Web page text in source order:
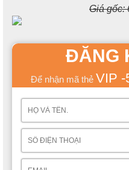
Giá gốc:
ĐĂNG
Để nhận mã thẻ VIP -